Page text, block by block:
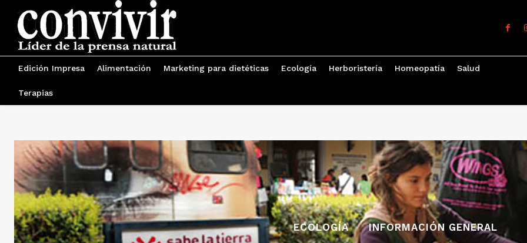
Edición Impresa Alimentación Marketing para dietéticas Ecología Herboristería Homeopatía Salud
Terapias
ECOLOGÍA INFORMACIÓN GENERAL